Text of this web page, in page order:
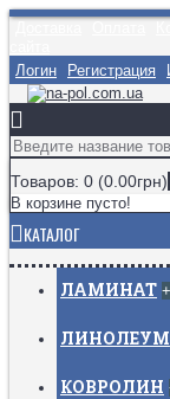
Логин
Регистрация
Товаров: 0 (0.00грн)
В корзине пусто!
КАТАЛОГ
ЛАМИНАТ +
ЛИНОЛЕУМ
КОВРОЛИН